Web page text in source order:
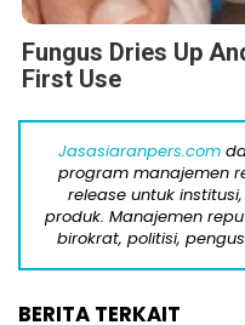
Fungus Dries Up
First Use
Jasasiaranpers.com
program manajemen
release untuk
produk. Manajemen
birokrat, politisi,
BERITA TERKAIT